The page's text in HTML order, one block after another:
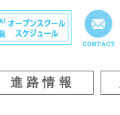
進路情報